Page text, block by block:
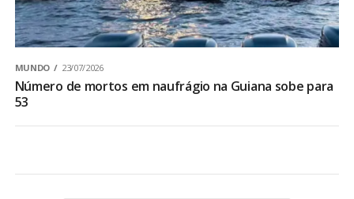
MUNDO 23/07/2026
Número de mortos em naufrágio na Guiana sobe para
53